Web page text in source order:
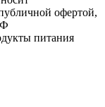
офертой,
питания